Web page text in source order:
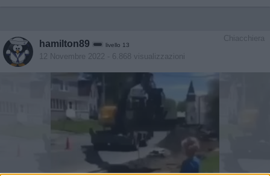
Chiacchiera
hamilton89 livello 13
12 Novembre 2022 - 6.868 visualizzazioni